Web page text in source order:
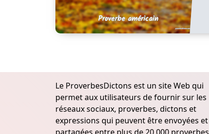
Le ProverbesDictons est un site Web qui
permet aux utilisateurs de fournir sur les
réseaux sociaux, proverbes, dictons et
expressions qui peuvent être envoyées et